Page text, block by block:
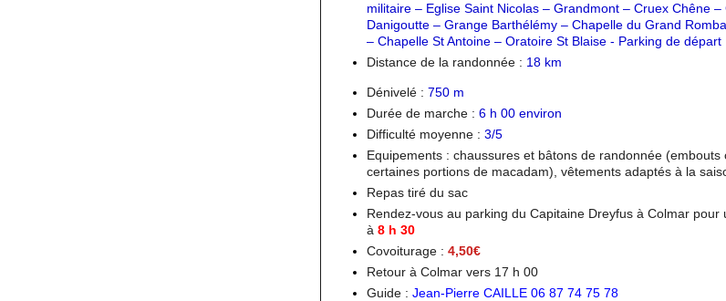
militaire – Eglise Saint Nicolas – Grandmont – Cruex Chêne
Danigoutte – Grange Barthélémy – Chapelle du Grand
– Chapelle St Antoine – Oratoire St Blaise - Parking de départ
Distance de la randonnée : 18 km
Dénivelé : 750 m
Durée de marche : 6 h 00 environ
Difficulté moyenne : 3/5
Equipements : chaussures et bâtons de randonnée (embouts
certaines portions de macadam), vêtements adaptés à la
Repas tiré du sac
Rendez-vous au parking du Capitaine Dreyfus à Colmar pour
à 8 h 30
Covoiturage : 4,50€
Retour à Colmar vers 17 h 00
Guide : Jean-Pierre CAILLE 06 87 74 75 78